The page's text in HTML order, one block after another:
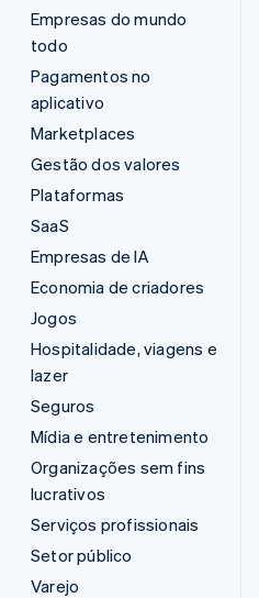
Empresas do mundo
todo
Pagamentos no
aplicativo
Marketplaces
Gestão dos valores
Plataformas
SaaS
Empresas de IA
Economia de criadores
Jogos
Hospitalidade, viagens e
lazer
Seguros
Mídia e entretenimento
Organizações sem fins
lucrativos
Serviços profissionais
Setor público
Varejo